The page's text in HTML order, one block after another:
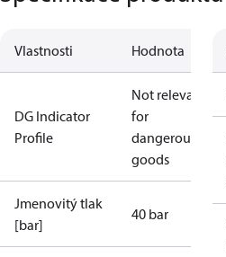
Vlastnosti Hodnota
DG Indicator
Profile
Not relevant
for
dangerous
goods
Jmenovitý tlak
[bar]
40 bar